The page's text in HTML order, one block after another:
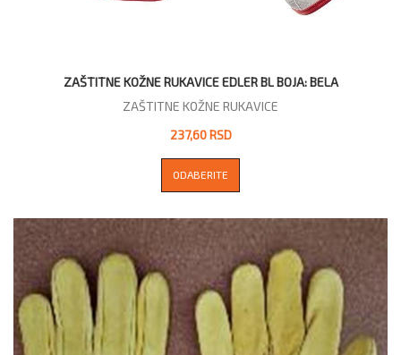
ZAŠTITNE KOŽNE RUKAVICE EDLER BL BOJA: BELA
ZAŠTITNE KOŽNE RUKAVICE
237,60 RSD
ODABERITE